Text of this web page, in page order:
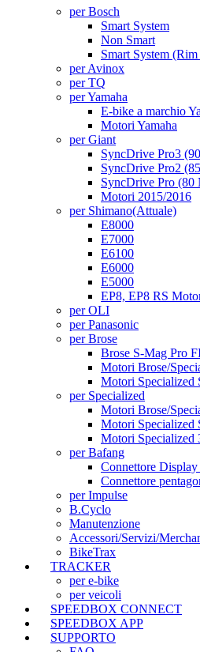
per Bosch
Smart System
Non Smart
Smart System
per Avinox
per TQ
per Yamaha
E-bike a marchio
Motori Yamaha
per Giant
SyncDrive Pro3
SyncDrive Pro2
SyncDrive Pro (80
Motori 2015/2016
per Shimano(Attuale)
E8000
E7000
E6100
E6000
E5000
EP8, EP8 RS
per OLI
per Panasonic
per Brose
Brose S-Mag Pro
Motori Brose/
Motori Specialized
per Specialized
Motori Brose/
Motori Specialized
Motori Specialized
per Bafang
Connettore
Connettore
per Impulse
B.Cyclo
Manutenzione
Accessori/Servizi/
BikeTrax
TRACKER
per e-bike
per veicoli
SPEEDBOX CONNECT
SPEEDBOX APP
SUPPORTO